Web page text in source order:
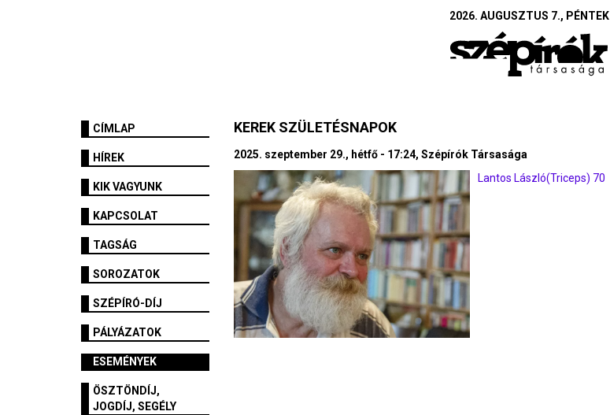
2026. AUGUSZTUS 7., PÉNTEK
CÍMLAP
HÍREK
KIK VAGYUNK
KAPCSOLAT
TAGSÁG
SOROZATOK
SZÉPÍRÓ-DÍJ
PÁLYÁZATOK
ESEMÉNYEK
ÖSZTÖNDÍJ,
JOGDÍJ, SEGÉLY
KEREK SZÜLETÉSNAPOK
2025. szeptember 29., hétfő - 17:24, Szépírók Társasága
Lantos László(Triceps) 70